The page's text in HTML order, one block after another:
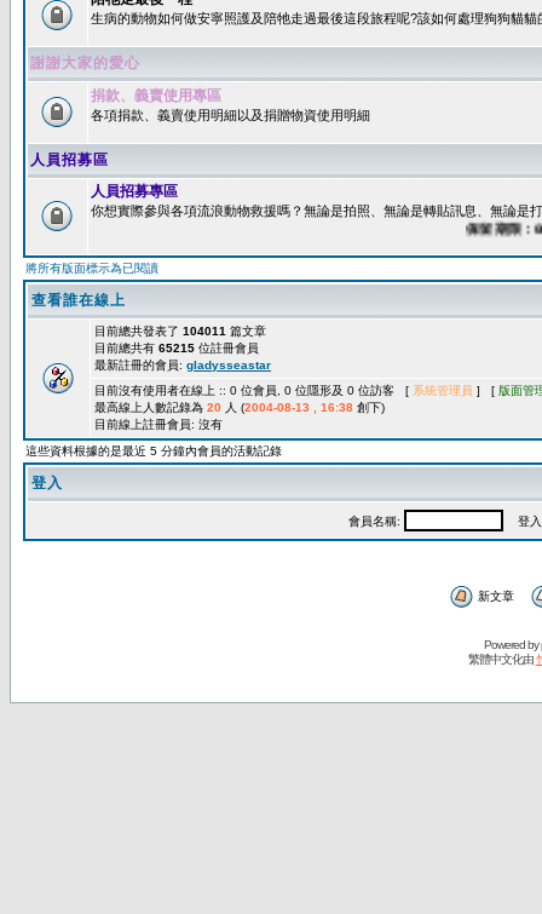
生病的動物如何做安寧照護及陪牠走過最後這段旅程呢?該如何處理狗狗貓貓
謝謝大家的愛心
捐款、義賣使用專區
各項捐款、義賣使用明細以及捐贈物資使用明細
人員招募區
人員招募專區
你想實際參與各項流浪動物救援嗎？無論是拍照、無論是轉貼訊息、無論是
保留期限：60天
將所有版面標示為已閱讀
查看誰在線上
目前總共發表了 104011 篇文章
目前總共有 65215 位註冊會員
最新註冊的會員: gladysseastar
目前沒有使用者在線上 :: 0 位會員, 0 位隱形及 0 位訪客 [ 系統管理員 ] [ 版面管
最高線上人數記錄為 20 人 (2004-08-13 , 16:38 創下)
目前線上註冊會員: 沒有
這些資料根據的是最近 5 分鐘內會員的活動記錄
登入
會員名稱: 登入
新文章
Powered by
繁體中文化由